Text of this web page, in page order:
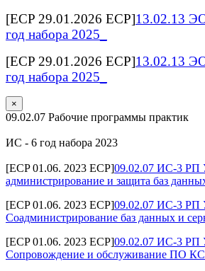
[ECP 29.01.2026 ECP]13.02.13
год набора 2025_
[ECP 29.01.2026 ECP]13.02.13
год набора 2025_
×
09.02.07 Рабочие программы практик
ИС - 6 год набора 2023
[ECP 01.06. 2023 ECP]09.02.07 ИС-3 РП
администрирование и защита баз
[ECP 01.06. 2023 ECP]09.02.07 ИС-3 РП
Соадминистрирование баз данных и
[ECP 01.06. 2023 ECP]09.02.07 ИС-3 РП
Сопровождение и обслуживание ПО КС